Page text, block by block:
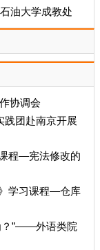
油大学成教处
协调会
践团赴南京开展
程—宪法修改的
学习课程—仓库
？”——外语类院